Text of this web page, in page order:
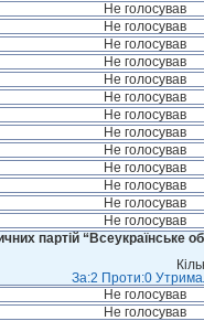
Не голосував
Не голосував
Не голосував
Не голосував
Не голосував
Не голосував
Не голосував
Не голосував
Не голосував
Не голосував
Не голосував
Не голосував
Не голосував
партій “Всеукраїнське
За:2 Проти:0
Не голосував
Не голосував